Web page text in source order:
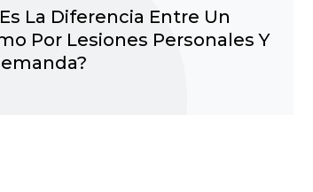
La Diferencia Entre Un
Por Lesiones Personales Y